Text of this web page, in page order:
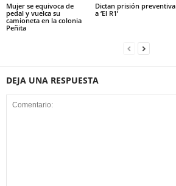
Mujer se equivoca de
pedal y vuelca su
camioneta en la colonia
Peñita
Dictan prisión preventiva
a ‘El R1’
DEJA UNA RESPUESTA